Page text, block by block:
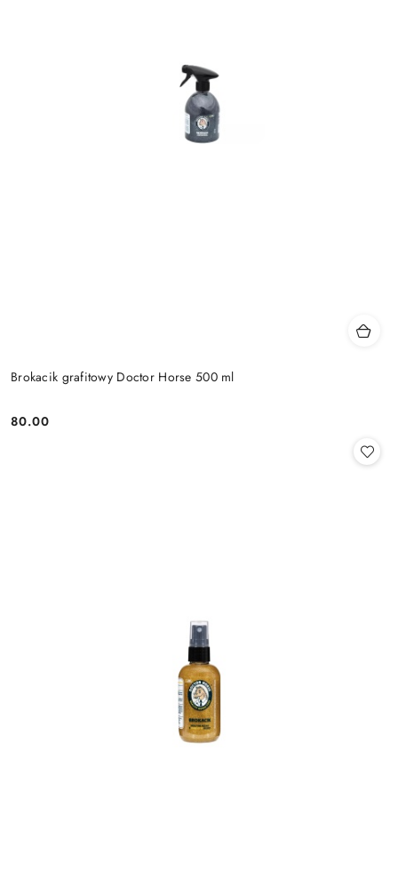
Brokacik grafitowy Doctor Horse 500 ml
Cena:
80.00